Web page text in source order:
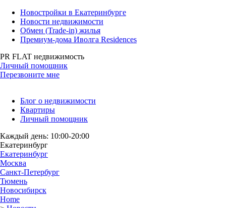
Новостройки в Екатеринбурге
Новости недвижимости
Обмен (Trade-in) жилья
Премиум-дома Иволга Residences
PR FLAT недвижимость
Личный помощник
Перезвоните мне
Блог о недвижимости
Квартиры
Личный помощник
Каждый день: 10:00-20:00
Екатеринбург
Екатеринбург
Москва
Санкт-Петербург
Тюмень
Новосибирск
Home